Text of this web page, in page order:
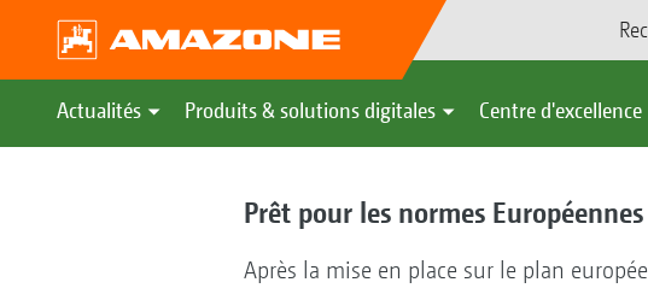
Actualités Produits & solutions digitales Centre d'excellence
Prêt pour les normes
Après la mise en place sur le plan